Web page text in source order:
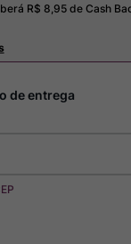
R$ 8,95de Cash